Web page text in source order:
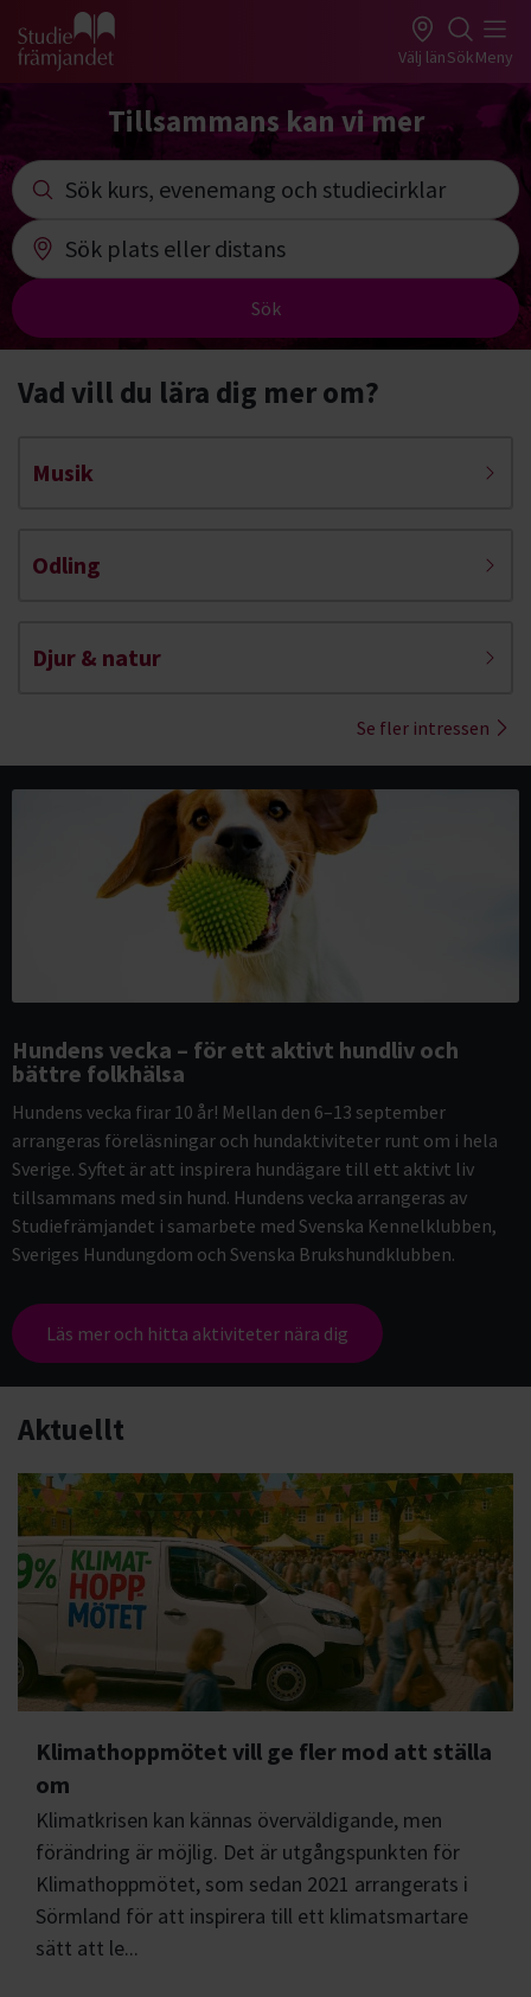
Gå till studiefrämjandets startsida Välj länSökMeny
Tillsammans kan vi mer
Sök kurs, evenemang studiecirklar
Sök plats eller distans
Sök
Vad vill du lära dig mer om?
Musik
Odling
Djur & natur
Se fler intressen
Hundens vecka – för ett aktivt hundliv och
bättre folkhälsa
Hundens vecka firar 10 år! Mellan den 6–13 september
arrangeras föreläsningar och hundaktiviteter runt om i hela
Sverige. Syftet är att inspirera hundägare till ett aktivt liv
tillsammans med sin hund. Hundens vecka arrangeras av
Studiefrämjandet i samarbete med Svenska Kennelklubben,
Sveriges Hundungdom och Svenska Brukshundklubben.
Läs mer och hitta aktiviteter nära dig
Aktuellt
Klimathoppmötet vill ge fler mod att ställa
om
Klimatkrisen kan kännas överväldigande, men
förändring är möjlig. Det är utgångspunkten för
Klimathoppmötet, som sedan 2021 arrangerats i
Sörmland för att inspirera till ett klimatsmartare
sätt att le...